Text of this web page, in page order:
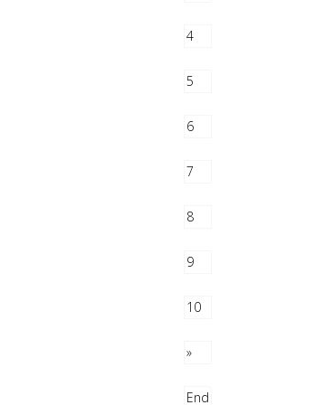
4
5
6
7
8
9
10
»
End